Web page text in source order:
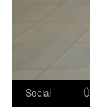
Social